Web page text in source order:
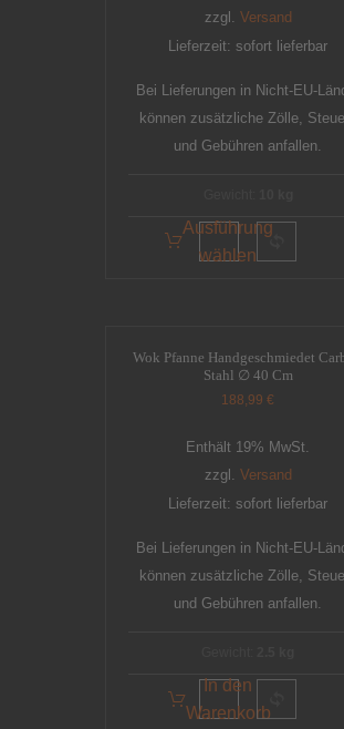
zzgl. Versand
Lieferzeit: sofort lieferbar
Bei Lieferungen in Nicht-EU-
können zusätzliche Zölle,
und Gebühren anfallen.
Ausführung
wählen
Wok Pfanne Handgeschmiedet
Stahl ∅ 40 Cm
188,99 €
Enthält 19% MwSt.
zzgl. Versand
Lieferzeit: sofort lieferbar
Bei Lieferungen in Nicht-EU-
können zusätzliche Zölle,
und Gebühren anfallen.
In den
Warenkorb